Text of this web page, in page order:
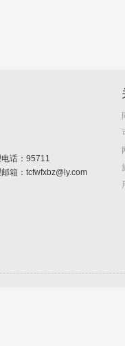
话：95711
箱：tcfwfxbz@ly.com